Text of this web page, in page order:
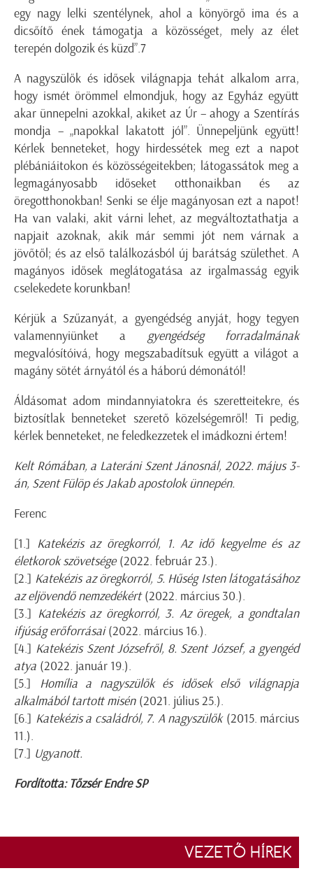
egy nagy lelki szentélynek, ahol a könyörgő ima és a
dicsőítő ének támogatja a közösséget, mely az élet
terepén dolgozik és küzd”.7
A nagyszülők és idősek világnapja tehát alkalom arra,
hogy ismét örömmel elmondjuk, hogy az Egyház együtt
akar ünnepelni azokkal, akiket az Úr – ahogy a Szentírás
mondja – „napokkal lakatott jól”. Ünnepeljünk együtt!
Kérlek benneteket, hogy hirdessétek meg ezt a napot
plébániáitokon és közösségeitekben; látogassátok meg a
legmagányosabb időseket otthonaikban és az
öregotthonokban! Senki se élje magányosan ezt a napot!
Ha van valaki, akit várni lehet, az megváltoztathatja a
napjait azoknak, akik már semmi jót nem várnak a
jövőtől; és az első találkozásból új barátság születhet. A
magányos idősek meglátogatása az irgalmasság egyik
cselekedete korunkban!
Kérjük a Szűzanyát, a gyengédség anyját, hogy tegyen
valamennyiünket a gyengédség forradalmának
megvalósítóivá, hogy megszabadítsuk együtt a világot a
magány sötét árnyától és a háború démonától!
Áldásomat adom mindannyiatokra és szeretteitekre, és
biztosítlak benneteket szerető közelségemről! Ti pedig,
kérlek benneteket, ne feledkezzetek el imádkozni értem!
Kelt Rómában, a Lateráni Szent Jánosnál, 2022. május 3-
án, Szent Fülöp és Jakab apostolok ünnepén.
Ferenc
[1.] Katekézis az öregkorról, 1. Az idő kegyelme és az
életkorok szövetsége(2022. február 23.).
[2.] Katekézis az öregkorról, 5. Hűség Isten látogatásához
az eljövendő nemzedékért(2022. március 30.).
[3.] Katekézis az öregkorról, 3. Az öregek, a gondtalan
ifjúság erőforrásai(2022. március 16.).
[4.] Katekézis Szent Józsefről, 8. Szent József, a gyengéd
atya (2022. január 19.).
[5.] Homília a nagyszülők és idősek első világnapja
alkalmából tartott misén(2021. július 25.).
[6.] Katekézis a családról, 7. A nagyszülők(2015. március
11.).
[7.] Ugyanott.
Fordította: Tőzsér Endre SP
VEZETŐ HÍREK